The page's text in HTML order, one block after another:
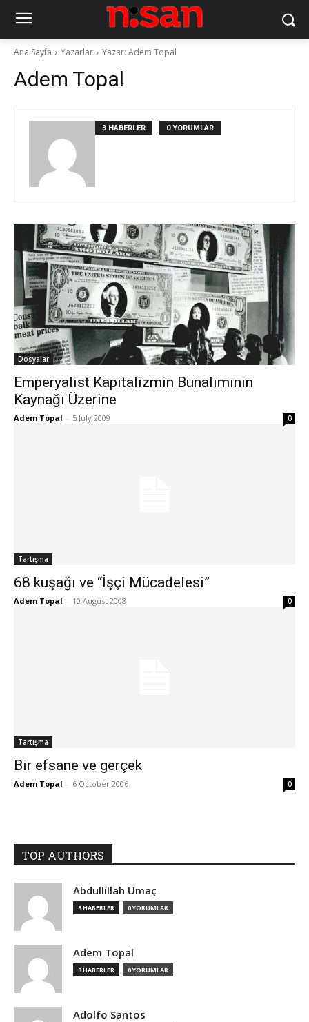
Ana Sayfa Yazarlar Yazar: Adem Topal
Adem Topal
3 HABERLER 0 YORUMLAR
Dosyalar
Emperyalist Kapitalizmin Bunalımının
Kaynağı Üzerine
Adem Topal - 5 July 2009 0
Tartışma
68 kuşağı ve “İşçi Mücadelesi”
Adem Topal - 10 August 2008 0
Tartışma
Bir efsane ve gerçek
Adem Topal - 6 October 2006 0
TOP AUTHORS
Abdullillah Umaç
3 HABERLER 0 YORUMLAR
Adem Topal
3 HABERLER 0 YORUMLAR
Adolfo Santos